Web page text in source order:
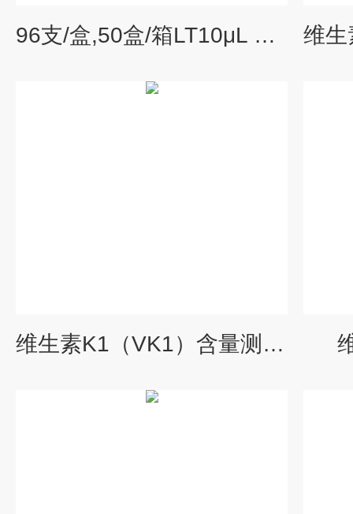
96支/盒,50盒/箱LT10μL XL盒装灭菌吸头，透明
维生素K1（VK1）含量测试盒